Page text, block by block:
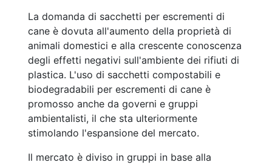
La domanda di sacchetti per escrementi di
cane è dovuta all'aumento della proprietà di
animali domestici e alla crescente conoscenza
degli effetti negativi sull'ambiente dei rifiuti di
plastica. L'uso di sacchetti compostabili e
biodegradabili per escrementi di cane è
promosso anche da governi e gruppi
ambientalisti, il che sta ulteriormente
stimolando l'espansione del mercato.
Il mercato è diviso in gruppi in base alla